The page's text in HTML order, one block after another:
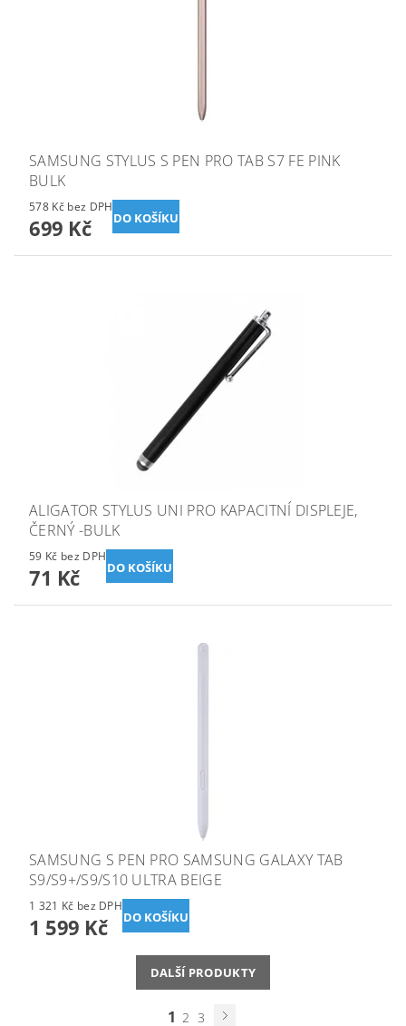
SAMSUNG STYLUS S PEN PRO TAB S7 FE PINK
BULK
578 Kč bez DPH
699 Kč
ALIGATOR STYLUS UNI PRO KAPACITNÍ DISPLEJE,
ČERNÝ -BULK
59 Kč bez DPH
71 Kč
SAMSUNG S PEN PRO SAMSUNG GALAXY TAB
S9/S9+/S9/S10 ULTRA BEIGE
1 321 Kč bez DPH
1 599 Kč
DALŠÍ PRODUKTY
1 2 3